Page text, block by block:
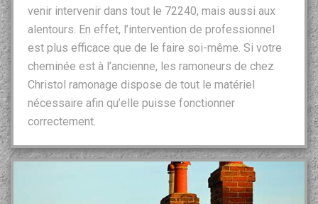
venir intervenir dans tout le 72240, mais aussi aux
alentours. En effet, l’intervention de professionnel
est plus efficace que de le faire soi-même. Si votre
cheminée est à l’ancienne, les ramoneurs de chez
Christol ramonage dispose de tout le matériel
nécessaire afin qu’elle puisse fonctionner
correctement.